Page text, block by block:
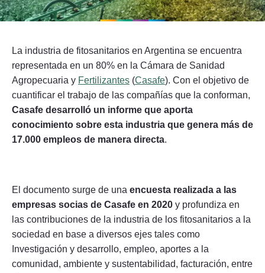
La industria de fitosanitarios en Argentina se encuentra
representada en un 80% en la Cámara de Sanidad
Agropecuaria y Fertilizantes (Casafe). Con el objetivo de
cuantificar el trabajo de las compañías que la conforman,
Casafe desarrolló un informe que aporta
conocimiento sobre esta industria que genera más de
17.000 empleos de manera directa.
El documento surge de una encuesta realizada a las
empresas socias de Casafe en 2020 y profundiza en
las contribuciones de la industria de los fitosanitarios a la
sociedad en base a diversos ejes tales como
Investigación y desarrollo, empleo, aportes a la
comunidad, ambiente y sustentabilidad, facturación, entre